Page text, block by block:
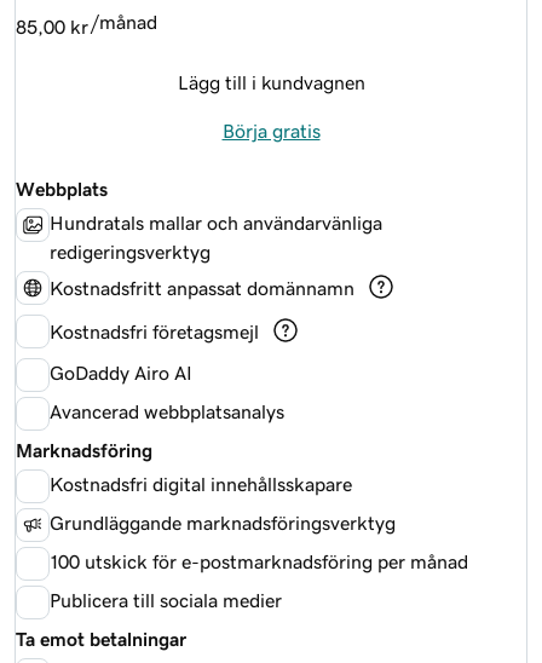
85,00 kr /månad
Lägg till i kundvagnen
Börja gratis
Webbplats
Hundratals mallar och användarvänliga
redigeringsverktyg
Kostnadsfritt anpassat domännamn
Kostnadsfri företagsmejl
GoDaddy Airo AI
Avancerad webbplatsanalys
Marknadsföring
Kostnadsfri digital innehållsskapare
Grundläggande marknadsföringsverktyg
100 utskick för e-postmarknadsföring per månad
Publicera till sociala medier
Ta emot betalningar